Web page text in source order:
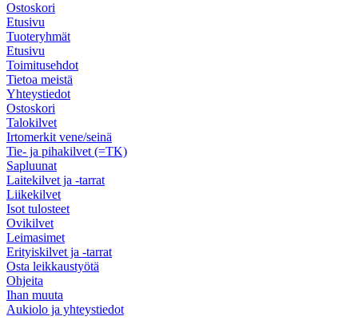
Ostoskori
Etusivu
Tuoteryhmät
Etusivu
Toimitusehdot
Tietoa meistä
Yhteystiedot
Ostoskori
Talokilvet
Irtomerkit vene/seinä
Tie- ja pihakilvet (=TK)
Sapluunat
Laitekilvet ja -tarrat
Liikekilvet
Isot tulosteet
Ovikilvet
Leimasimet
Erityiskilvet ja -tarrat
Osta leikkaustyötä
Ohjeita
Ihan muuta
Aukiolo ja yhteystiedot